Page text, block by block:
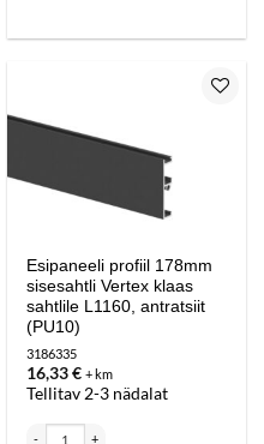
Esipaneeli profiil 178mm
sisesahtli Vertex klaas
sahtlile L1160, antratsiit
(PU10)
3186335
16,33€ + km
Tellitav 2-3 nädalat